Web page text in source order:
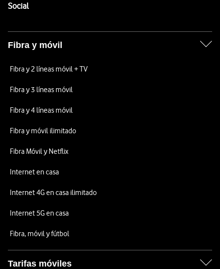
SocialEnlaces a las redes sociales de Vodafone
Fibra y móvil
Fibra y 2 líneas móvil + TV
Fibra y 3 líneas móvil
Fibra y 4 líneas móvil
Fibra y móvil ilimitado
Fibra Móvil y Netflix
Internet en casa
Internet 4G en casa ilimitado
Internet 5G en casa
Fibra, móvil y fútbol
Tarifas móviles